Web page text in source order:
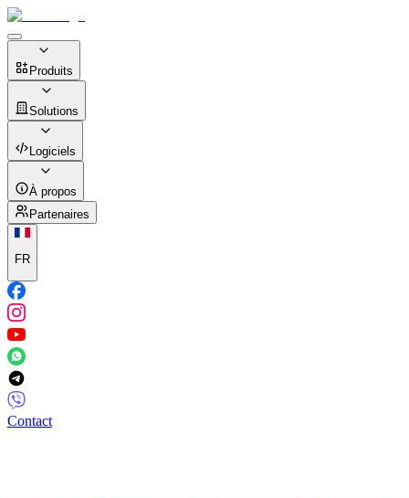
Produits
Solutions
Logiciels
À propos
Partenaires
FR
Contact